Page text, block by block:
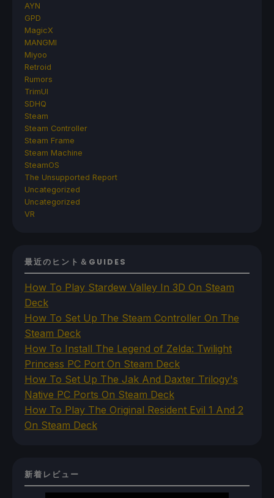
AYN
GPD
MagicX
MANGMI
Miyoo
Retroid
Rumors
TrimUI
SDHQ
Steam
Steam Controller
Steam Frame
Steam Machine
SteamOS
The Unsupported Report
Uncategorized
Uncategorized
VR
最近のヒント＆GUIDES
How To Play Stardew Valley In 3D On Steam
Deck
How To Set Up The Steam Controller On The
Steam Deck
How To Install The Legend of Zelda: Twilight
Princess PC Port On Steam Deck
How To Set Up The Jak And Daxter Trilogy's
Native PC Ports On Steam Deck
How To Play The Original Resident Evil 1 And 2
On Steam Deck
新着レビュー